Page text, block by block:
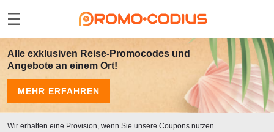
Alle exklusiven Reise-Promocodes und
Angebote an einem Ort!
MEHR ERFAHREN
Wir erhalten eine Provision, wenn Sie unsere Coupons nutzen.